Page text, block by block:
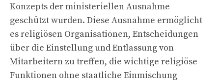
Konzepts der ministeriellen Ausnahme
geschützt wurden. Diese Ausnahme ermöglicht
es religiösen Organisationen, Entscheidungen
über die Einstellung und Entlassung von
Mitarbeitern zu treffen, die wichtige religiöse
Funktionen ohne staatliche Einmischung